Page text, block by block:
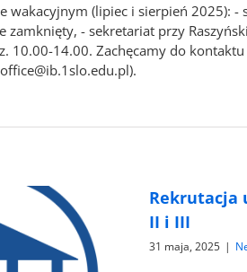
wakacyjnym (lipiec i sierpień 2025): -
zamknięty, - sekretariat przy
10.00-14.00. Zachęcamy do
Rekrutacja
II i III
31 maja, 2025 |